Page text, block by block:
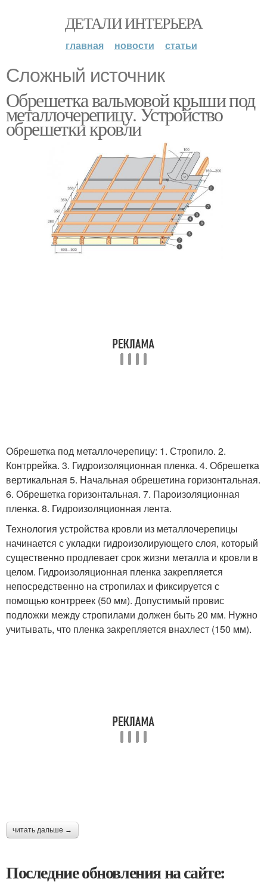
ДЕТАЛИ ИНТЕРЬЕРА
главная новости статьи
Сложный источник
Обрешетка вальмовой крыши под
металлочерепицу. Устройство
обрешетки кровли
Обрешетка под металлочерепицу: 1. Стропило. 2.
Контррейка. 3. Гидроизоляционная пленка. 4. Обрешетка
вертикальная 5. Начальная обрешетина горизонтальная.
6. Обрешетка горизонтальная. 7. Пароизоляционная
пленка. 8. Гидроизоляционная лента.
Технология устройства кровли из металлочерепицы
начинается с укладки гидроизолирующего слоя, который
существенно продлевает срок жизни металла и кровли в
целом. Гидроизоляционная пленка закрепляется
непосредственно на стропилах и фиксируется с
помощью контрреек (50 мм). Допустимый провис
подложки между стропилами должен быть 20 мм. Нужно
учитывать, что пленка закрепляется внахлест (150 мм).
читать дальше →
Последние обновления на сайте: